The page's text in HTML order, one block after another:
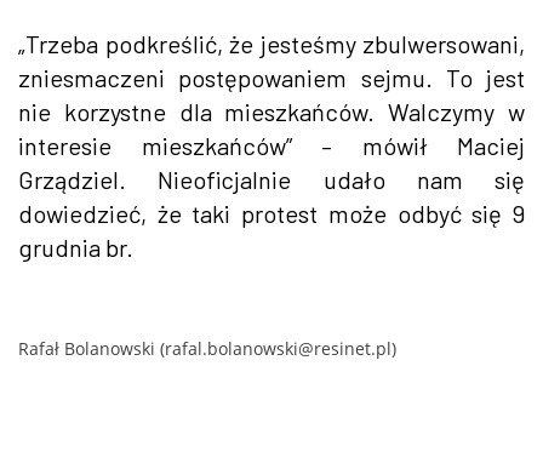
„Trzeba podkreślić, że jesteśmy zbulwersowani,
zniesmaczeni postępowaniem sejmu. To jest
nie korzystne dla mieszkańców. Walczymy w
interesie mieszkańców” – mówił Maciej
Grządziel. Nieoficjalnie udało nam się
dowiedzieć, że taki protest może odbyć się 9
grudnia br.
Rafał Bolanowski (rafal.bolanowski@resinet.pl)